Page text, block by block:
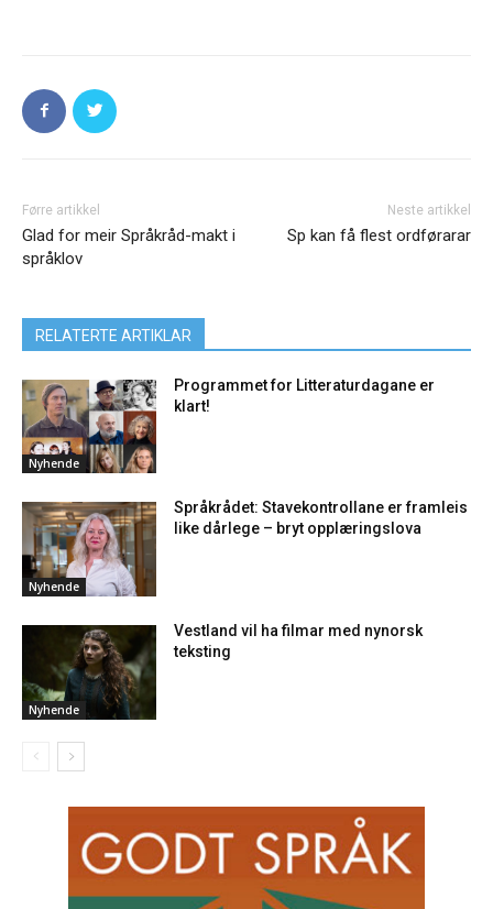
Førre artikkel
Glad for meir Språkråd-makt i
språklov
Neste artikkel
Sp kan få flest ordførarar
RELATERTE ARTIKLAR
Nyhende
Programmet for Litteraturdagane er
klart!
Nyhende
Språkrådet: Stavekontrollane er framleis
like dårlege – bryt opplæringslova
Nyhende
Vestland vil ha filmar med nynorsk
teksting